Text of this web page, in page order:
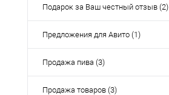
Подарок за Ваш честный отзыв (2)
Предложения для Авито (1)
Продажа пива (3)
Продажа товаров (3)